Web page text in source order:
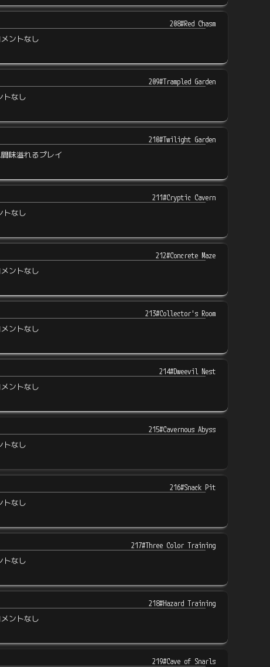
208#Red Chasm
メントなし
209#Trampled Garden
トなし
210#Twilight Garden
間味溢れるプレイ
211#Cryptic Cavern
トなし
212#Concrete Maze
メントなし
213#Collector's Room
メントなし
214#Dweevil Nest
メントなし
215#Cavernous Abyss
トなし
216#Snack Pit
トなし
217#Three Color Training
トなし
218#Hazard Training
メントなし
219#Cave of Snarls